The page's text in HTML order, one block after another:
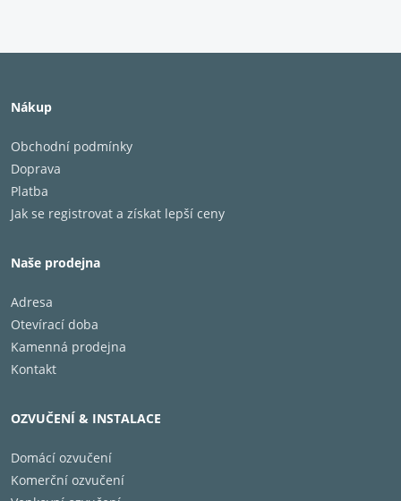
Nákup
Obchodní podmínky
Doprava
Platba
Jak se registrovat a získat lepší ceny
Naše prodejna
Adresa
Otevírací doba
Kamenná prodejna
Kontakt
OZVUČENÍ & INSTALACE
Domácí ozvučení
Komerční ozvučení